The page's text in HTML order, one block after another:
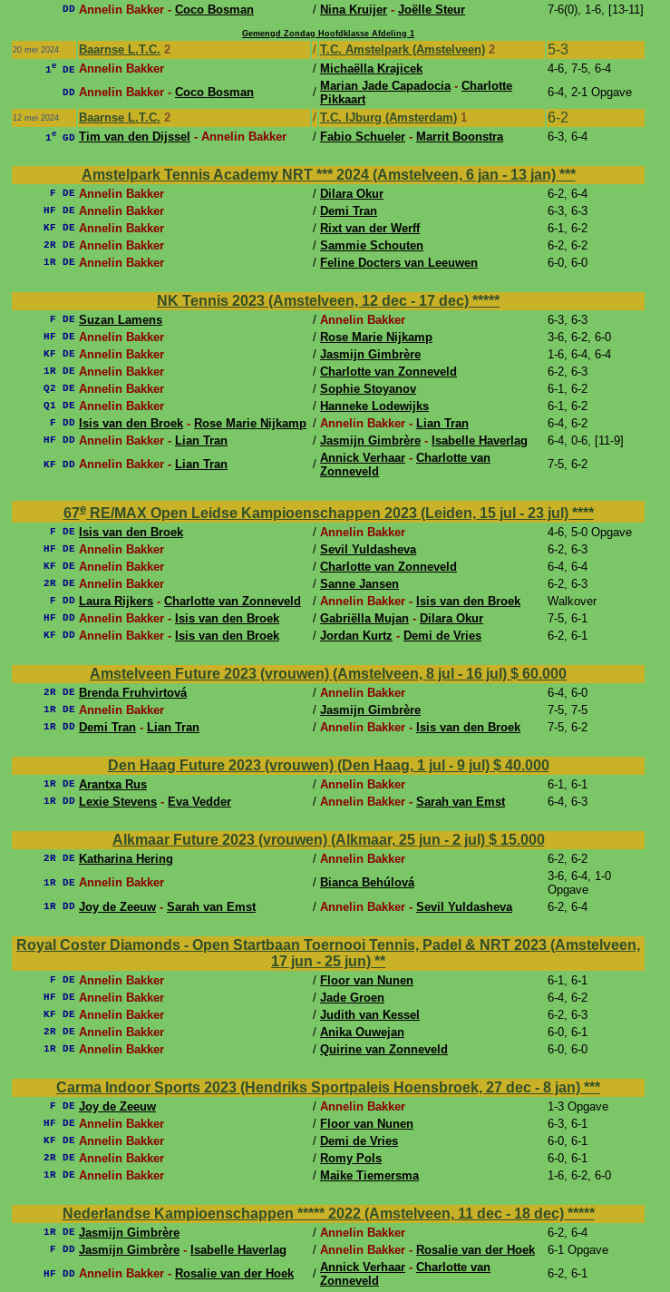
DD Annelin Bakker - Coco Bosman / Nina Kruijer - Joëlle Steur 7-6(0), 1-6, [13-11]
Gemengd Zondag Hoofdklasse Afdeling 1
20 mei 2024
Baarnse L.T.C. 2 / T.C. Amstelpark (Amstelveen) 2 5-3
1e DE Annelin Bakker / Michaëlla Krajicek 4-6, 7-5, 6-4
DD Annelin Bakker - Coco Bosman / Marian Jade Capadocia- Charlotte
Pikkaart
6-4, 2-1 Opgave
12 mei 2024 Baarnse L.T.C. 2 / T.C. IJburg (Amsterdam) 1 6-2
1e GD Tim van den Dijssel - Annelin Bakker / Fabio Schueler - Marrit Boonstra 6-3, 6-4
Amstelpark Tennis Academy NRT *** 2024 (Amstelveen, 6 jan - 13 jan) ***
F DE Annelin Bakker / Dilara Okur 6-2, 6-4
HF DE Annelin Bakker / Demi Tran 6-3, 6-3
KF DE Annelin Bakker / Rixt van der Werff 6-1, 6-2
2R DE Annelin Bakker / Sammie Schouten 6-2, 6-2
1R DE Annelin Bakker / Feline Docters van Leeuwen 6-0, 6-0
NK Tennis 2023 (Amstelveen, 12 dec - 17 dec) *****
F DE Suzan Lamens / Annelin Bakker 6-3, 6-3
HF DE Annelin Bakker / Rose Marie Nijkamp 3-6, 6-2, 6-0
KF DE Annelin Bakker / Jasmijn Gimbrère 1-6, 6-4, 6-4
1R DE Annelin Bakker / Charlotte van Zonneveld 6-2, 6-3
Q2 DE Annelin Bakker / Sophie Stoyanov 6-1, 6-2
Q1 DE Annelin Bakker / Hanneke Lodewijks 6-1, 6-2
F DD Isis van den Broek - Rose Marie Nijkamp / Annelin Bakker - Lian Tran 6-4, 6-2
HF DD Annelin Bakker - Lian Tran / Jasmijn Gimbrère - Isabelle Haverlag 6-4, 0-6, [11-9]
KF DD Annelin Bakker - Lian Tran / Annick Verhaar - Charlotte van
Zonneveld
7-5, 6-2
67eRE/MAX Open Leidse Kampioenschappen 2023 (Leiden, 15 jul - 23 jul) ****
F DE Isis van den Broek / Annelin Bakker 4-6, 5-0 Opgave
HF DE Annelin Bakker / Sevil Yuldasheva 6-2, 6-3
KF DE Annelin Bakker / Charlotte van Zonneveld 6-4, 6-4
2R DE Annelin Bakker / Sanne Jansen 6-2, 6-3
F DD Laura Rijkers - Charlotte van Zonneveld / Annelin Bakker - Isis van den Broek Walkover
HF DD Annelin Bakker - Isis van den Broek / Gabriëlla Mujan - Dilara Okur 7-5, 6-1
KF DD Annelin Bakker - Isis van den Broek / Jordan Kurtz - Demi de Vries 6-2, 6-1
Amstelveen Future 2023 (vrouwen) (Amstelveen, 8 jul - 16 jul) $ 60.000
2R DE Brenda Fruhvirtová / Annelin Bakker 6-4, 6-0
1R DE Annelin Bakker / Jasmijn Gimbrère 7-5, 7-5
1R DD Demi Tran - Lian Tran / Annelin Bakker - Isis van den Broek 7-5, 6-2
Den Haag Future 2023 (vrouwen) (Den Haag, 1 jul - 9 jul) $ 40.000
1R DE Arantxa Rus / Annelin Bakker 6-1, 6-1
1R DD Lexie Stevens - Eva Vedder / Annelin Bakker - Sarah van Emst 6-4, 6-3
Alkmaar Future 2023 (vrouwen) (Alkmaar, 25 jun - 2 jul) $ 15.000
2R DE Katharina Hering / Annelin Bakker 6-2, 6-2
1R DE Annelin Bakker / Bianca Behúlová
3-6, 6-4, 1-0
Opgave
1R DD Joy de Zeeuw - Sarah van Emst / Annelin Bakker - Sevil Yuldasheva 6-2, 6-4
Royal Coster Diamonds - Open Startbaan Toernooi Tennis, Padel & NRT 2023 (Amstelveen,
17 jun - 25 jun) **
F DE Annelin Bakker / Floor van Nunen 6-1, 6-1
HF DE Annelin Bakker / Jade Groen 6-4, 6-2
KF DE Annelin Bakker / Judith van Kessel 6-2, 6-3
2R DE Annelin Bakker / Anika Ouwejan 6-0, 6-1
1R DE Annelin Bakker / Quirine van Zonneveld 6-0, 6-0
Carma Indoor Sports 2023 (Hendriks Sportpaleis Hoensbroek, 27 dec - 8 jan) ***
F DE Joy de Zeeuw / Annelin Bakker 1-3 Opgave
HF DE Annelin Bakker / Floor van Nunen 6-3, 6-1
KF DE Annelin Bakker / Demi de Vries 6-0, 6-1
2R DE Annelin Bakker / Romy Pols 6-0, 6-1
1R DE Annelin Bakker / Maike Tiemersma 1-6, 6-2, 6-0
Nederlandse Kampioenschappen ***** 2022 (Amstelveen, 11 dec - 18 dec) *****
1R DE Jasmijn Gimbrère / Annelin Bakker 6-2, 6-4
F DD Jasmijn Gimbrère - Isabelle Haverlag / Annelin Bakker - Rosalie van der Hoek 6-1 Opgave
HF DD Annelin Bakker - Rosalie van der Hoek / Annick Verhaar - Charlotte van
Zonneveld
6-2, 6-1